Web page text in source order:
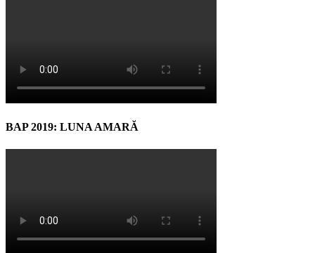
BAP 2019: LUNA AMARĂ